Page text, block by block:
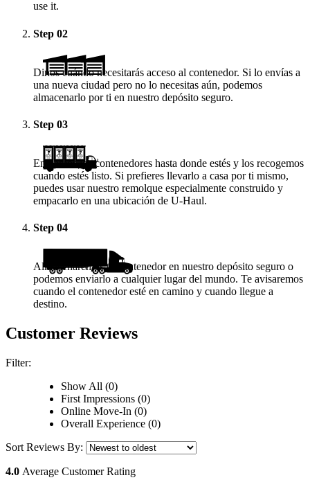
use it.
Step 02
Dinos cuándo necesitarás acceso al contenedor. Si lo envías a
una nueva ciudad pero no lo necesitas aún, podemos
almacenarlo por ti en nuestro depósito seguro.
Step 03
Enviamos los contenedores hasta donde estés y los recogemos
cuando estés listo. Si prefieres llevarlo a casa por ti mismo,
puedes usar nuestro remolque especialmente construido y
empacarlo en una ubicación de U-Haul.
Step 04
Almacenaremos tu contenedor en nuestro depósito seguro o
podemos enviarlo a cualquier lugar del mundo. Te avisaremos
cuando el contenedor esté en camino y cuando llegue a
destino.
Customer Reviews
Filter:
Show All (0)
First Impressions (0)
Online Move-In (0)
Overall Experience (0)
Sort Reviews By:
4.0 Average Customer Rating